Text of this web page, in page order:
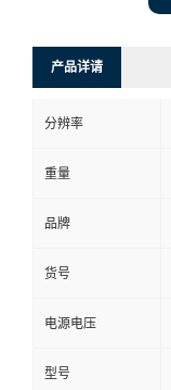
产品详请
分辨率
重量
品牌
货号
电源电压
型号